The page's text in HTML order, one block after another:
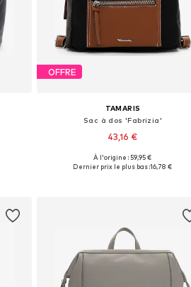
OFFRE
TAMARIS
Sac à dos 'Fabrizia'
43,16 €
+3
Tailles disponibles: One Size
À l'origine : 59,95 €
Dernier prix le plus bas :16,78 €